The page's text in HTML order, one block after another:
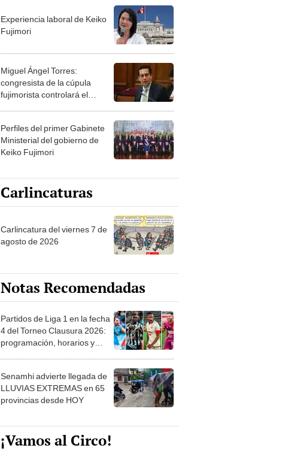
Experiencia laboral de Keiko
Fujimori
Miguel Ángel Torres:
congresista de la cúpula
fujimorista controlará el
Perfiles del primer Gabinete
Ministerial del gobierno de
Keiko Fujimori
Carlincaturas
Carlincatura del viernes 7 de
agosto de 2026
Notas Recomendadas
Partidos de Liga 1 en la fecha
4 del Torneo Clausura 2026:
programación, horarios y
Senamhi advierte llegada de
LLUVIAS EXTREMAS en 65
provincias desde HOY
¡Vamos al Circo!